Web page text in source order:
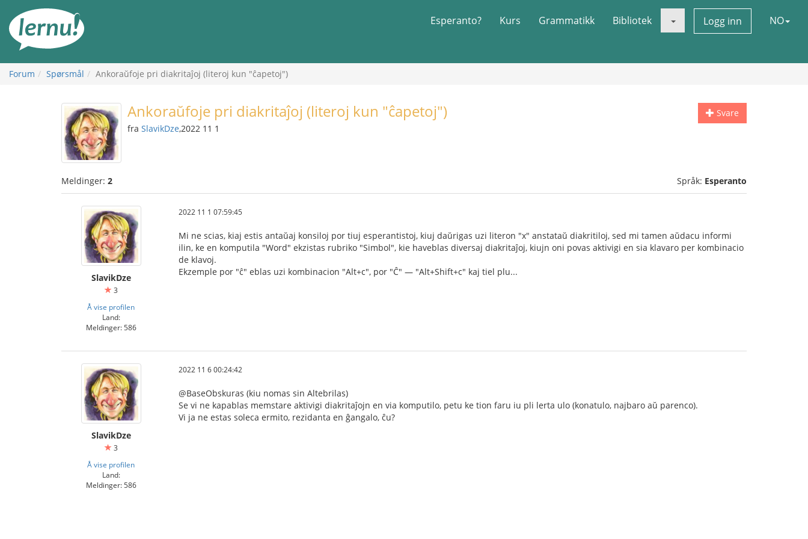
innholdet
Esperanto? Kurs Grammatikk Bibliotek Logg inn NO
Forum Spørsmål Ankoraŭfoje pri diakritaĵoj (literoj kun "ĉapetoj")
Svare
Ankoraŭfoje pri diakritaĵoj (literoj kun "ĉapetoj")
fra SlavikDze,2022 11 1
Meldinger: 2 Språk: Esperanto
SlavikDze
3
Å vise profilen
Land:
Meldinger: 586
2022 11 1 07:59:45
Mi ne scias, kiaj estis antaŭaj konsiloj por tiuj esperantistoj, kiuj daŭrigas uzi literon "x" anstataŭ diakritiloj, sed mi tamen aŭdacu informi
ilin, ke en komputila "Word" ekzistas rubriko "Simbol", kie haveblas diversaj diakritaĵoj, kiujn oni povas aktivigi en sia klavaro per kombinacio
de klavoj.
Ekzemple por "ĉ" eblas uzi kombinacion "Alt+c", por "Ĉ" — "Alt+Shift+c" kaj tiel plu...
SlavikDze
3
Å vise profilen
Land:
Meldinger: 586
2022 11 6 00:24:42
@BaseObskuras (kiu nomas sin Altebrilas)
Se vi ne kapablas memstare aktivigi diakritaĵojn en via komputilo, petu ke tion faru iu pli lerta ulo (konatulo, najbaro aŭ parenco).
Vi ja ne estas soleca ermito, rezidanta en ĝangalo, ĉu?